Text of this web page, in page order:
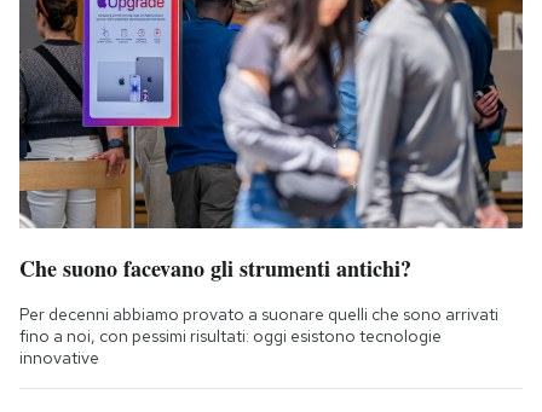
Che suono facevano gli strumenti antichi?
Per decenni abbiamo provato a suonare quelli che sono arrivati
fino a noi, con pessimi risultati: oggi esistono tecnologie
innovative